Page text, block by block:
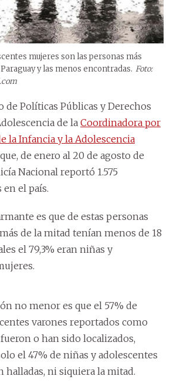
mujeres son las personas más
y las menos encontradas. Foto:
de Políticas Públicas y Derechos
de la Coordinadora por
la Infancia y la Adolescencia
de enero al 20 de agosto de
Nacional reportó 1.575
en el país.
es que de estas personas
de la mitad tenían menos de 18
el 79,3% eran niñas y
no menor es que el 57% de
varones reportados como
o han sido localizados,
el 47% de niñas y adolescentes
halladas, ni siquiera la mitad.